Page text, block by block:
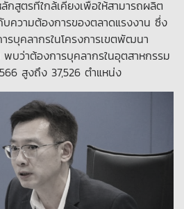
สูตรที่ใกล้เคียงเพื่อให้สามารถผลิต
ความต้องการของตลาดแรงงาน ซึ่ง
รบุคลากรในโครงการเขตพัฒนา
บว่าต้องการบุคลากรในอุตสาหกรรม
สูงถึง 37,526 ตำแหน่ง